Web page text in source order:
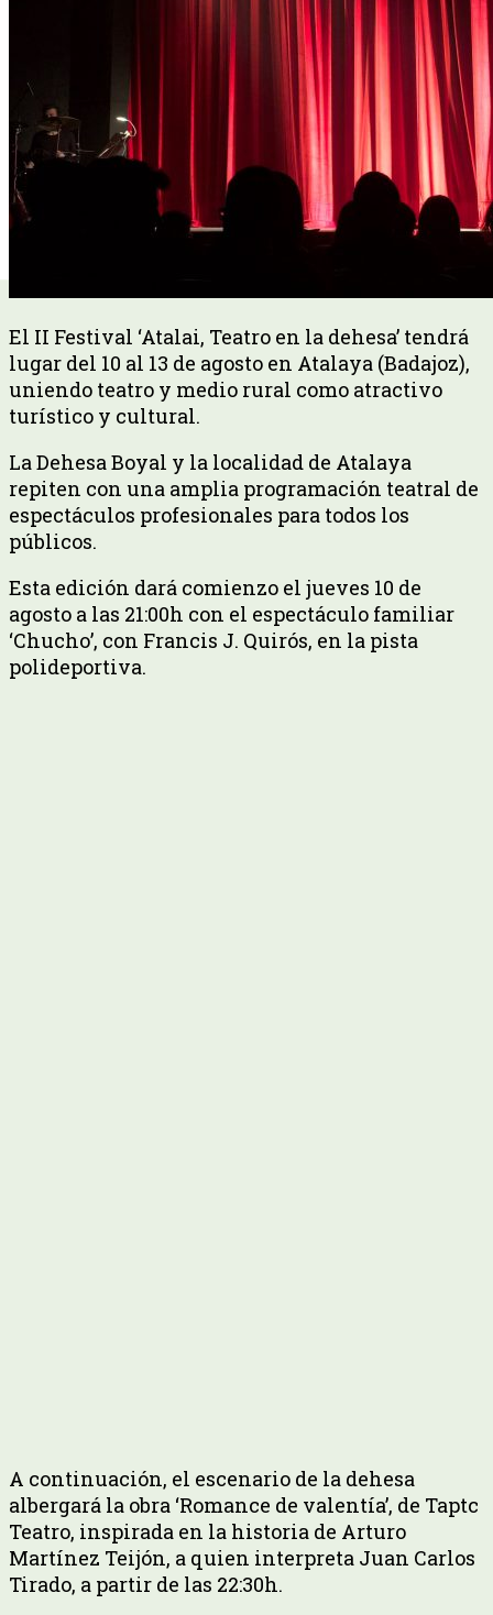
El II Festival ‘Atalai, Teatro en la dehesa’ tendrá
lugar del 10 al 13 de agosto en Atalaya (Badajoz),
uniendo teatro y medio rural como atractivo
turístico y cultural.
La Dehesa Boyal y la localidad de Atalaya
repiten con una amplia programación teatral de
espectáculos profesionales para todos los
públicos.
Esta edición dará comienzo el jueves 10 de
agosto a las 21:00h con el espectáculo familiar
‘Chucho’, con Francis J. Quirós, en la pista
polideportiva.
A continuación, el escenario de la dehesa
albergará la obra ‘Romance de valentía’, de Taptc
Teatro, inspirada en la historia de Arturo
Martínez Teijón, a quien interpreta Juan Carlos
Tirado, a partir de las 22:30h.